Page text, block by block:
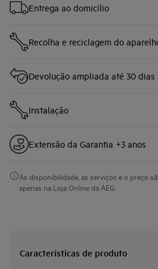
Entrega ao domicílio
Recolha e reciclagem do
Devolução ampliada até 30 dias
Instalação
Extensão da Garantia +3 anos
As disponibilidade, as serviços e o preço
apenas na Loja Online da AEG.
Características de produto